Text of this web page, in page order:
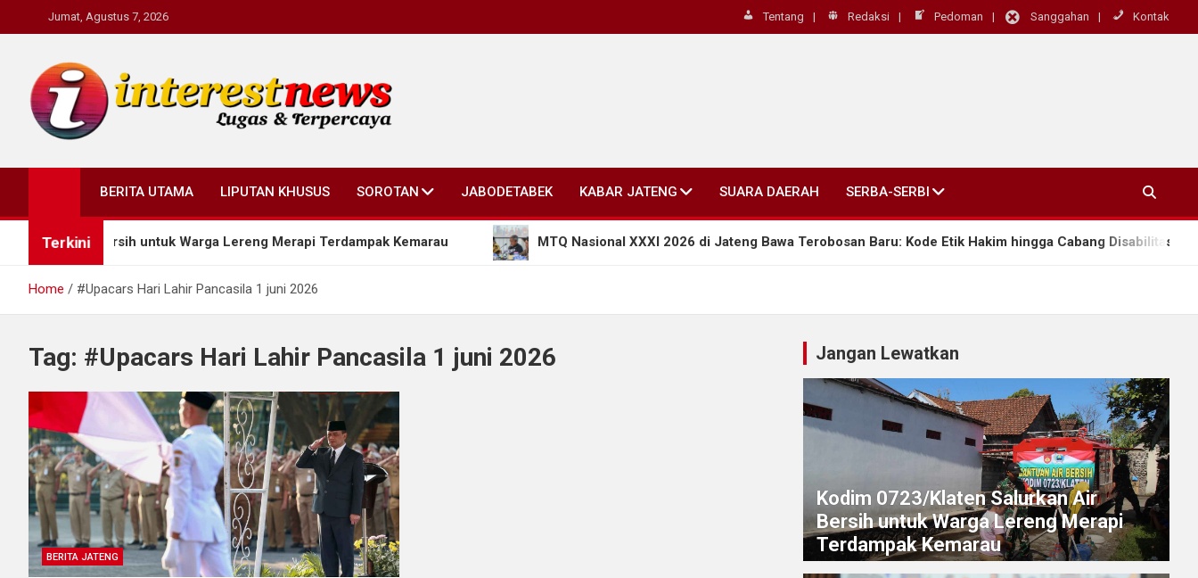
to
Jumat, Agustus 7, 2026 Tentang Redaksi Pedoman Sanggahan Kontak
Interestnews.or.id
BERITA UTAMA LIPUTAN KHUSUS SOROTAN JABODETABEK KABAR JATENG SUARA DAERAH SERBA-SERBI
Terkini
Air Bersih untuk Warga Lereng Merapi Terdampak Kemarau MTQ Nasional XXXI 2026 di Jateng Bawa Terobosan Baru: Kode Etik Hakim hingga Cabang Disabilitas Rungu
Home #Upacars Hari Lahir Pancasila 1 juni 2026
Tag: #Upacars Hari Lahir Pancasila 1 juni 2026
BERITA JATENG
Jangan Lewatkan
Kodim 0723/Klaten Salurkan Air
Bersih untuk Warga Lereng Merapi
Terdampak Kemarau